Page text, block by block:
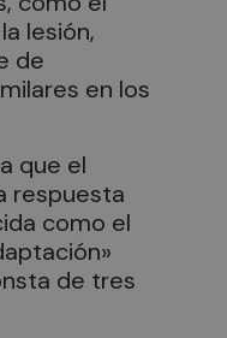
lesión,
de
en los
que el
respuesta
como el
de tres